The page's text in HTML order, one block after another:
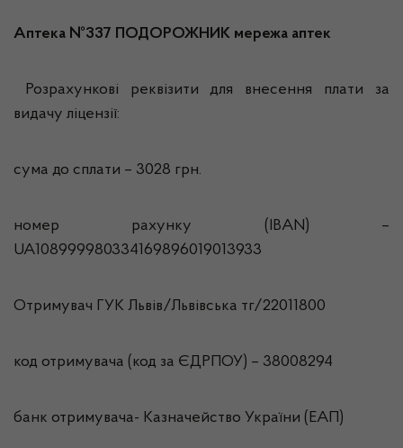
Аптека №337 ПОДОРОЖНИК мережа аптек
Розрахункові реквізити для внесення плати за
видачу ліцензії:
сума до сплати – 3028 грн.
номер рахунку (IBAN) –
UA108999980334169896019013933
Отримувач ГУК Львiв/Львівська тг/22011800
код отримувача (код за ЄДРПОУ) – 38008294
банк отримувача- Казначейство України (ЕАП)